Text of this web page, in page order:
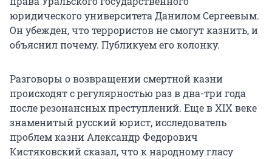
юридического университета Данилом Сергеевым.
Он убежден, что террористов не смогут казнить, и
объяснил почему. Публикуем его колонку.
Разговоры о возвращении смертной казни
происходят с регулярностью раз в два-три года
после резонансных преступлений. Еще в XIX веке
знаменитый русский юрист, исследователь
проблем казни Александр Федорович
Кистяковский сказал, что к народному гласу